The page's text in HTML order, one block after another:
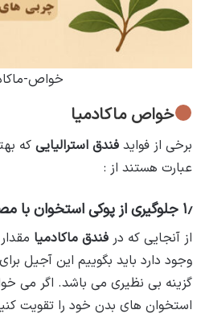
خواص-
خواص ماکادمیا
برخی از فواید فندق استرالیایی که
عبارت هستند از :
۱٫ جلوگیری از پوکی استخوان با مصرف فندق ماکادمیا
از آنجایی که در فندق ماکادمیا
وجود دارد باید بگوییم این آجیل
گزینه بی نظیری می باشد. اگر می
استخوان های بدن خود را تقویت